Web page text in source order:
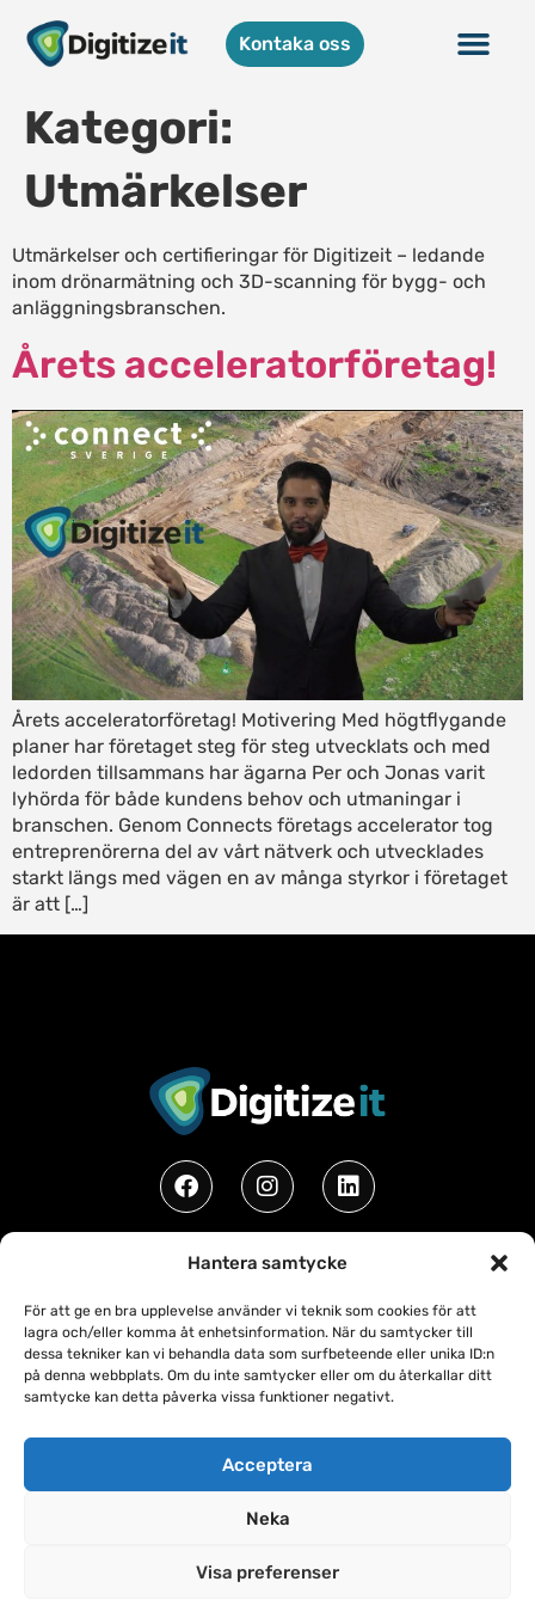
Hantera samtycke
För att ge en bra upplevelse använder vi teknik som cookies för att
lagra och/eller komma åt enhetsinformation. När du samtycker till
dessa tekniker kan vi behandla data som surfbeteende eller unika ID:n
på denna webbplats. Om du inte samtycker eller om du återkallar ditt
samtycke kan detta påverka vissa funktioner negativt.
Acceptera
Neka
Visa preferenser
Kontaka oss
Kategori:
Utmärkelser
Utmärkelser och certifieringar för Digitizeit – ledande
inom drönarmätning och 3D-scanning för bygg- och
anläggningsbranschen.
Årets acceleratorföretag!
Årets acceleratorföretag! Motivering Med högtflygande
planer har företaget steg för steg utvecklats och med
ledorden tillsammans har ägarna Per och Jonas varit
lyhörda för både kundens behov och utmaningar i
branschen. Genom Connects företags accelerator tog
entreprenörerna del av vårt nätverk och utvecklades
starkt längs med vägen en av många styrkor i företaget
är att […]
©2019 - 2026 Digitizeit AB • All Rights
Reserved
Prenumerera på vårt nyhetsbrev!